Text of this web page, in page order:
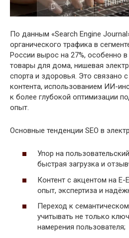
По данным «Search Engine
органического трафика в
России вырос на 27%, особенно
товары для дома, нишевая
спорта и здоровья. Это связано
контента, использованием ИИ-
к более глубокой оптимизации
опыт.
Основные тенденции SEO в
Упор на
быстрая загрузка и
Контент с акцентом на E-
опыт, экспертиза и
Переход к
учитывать не только
намерения пользователя;